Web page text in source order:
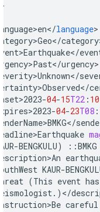
language>en</language
category>Geo</category
event>Earthquake</
urgency>Past</urgency
severity>Unknown</
certainty>Observed</
onset>2023-04-15T22 : 10
expires>2023-04-23T08 :
senderName>BMKG</
headline>Earthquake
KAUR-BENGKULU) ::BMKG
description>An
SouthWest KAUR-
threat (This event has
seismologist.) </
instruction>Be careful